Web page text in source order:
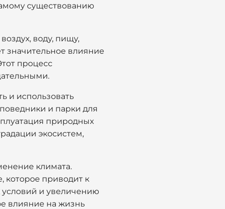
существованию
воду, пищу,
значительное влияние
процесс
и использовать
и парки для
природных
экосистем,
климата.
которое приводит к
и увеличению
влияние на жизнь